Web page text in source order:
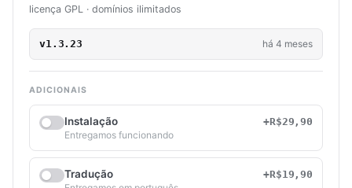
licença GPL · domínios ilimitados
v1.3.23 há 4 meses
ADICIONAIS
Instalação
+R$29,90
Entregamos funcionando
Tradução
+R$19,90